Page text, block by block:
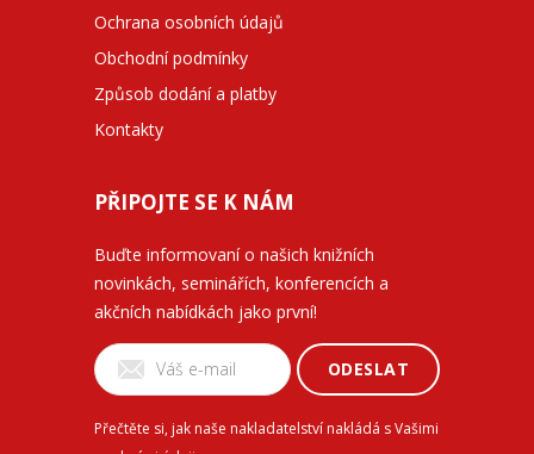
Ochrana osobních údajů
Obchodní podmínky
Způsob dodání a platby
Kontakty
PŘIPOJTE SE K NÁM
Buďte informovaní o našich knižních
novinkách, seminářích, konferencích a
akčních nabídkách jako první!
ODESLAT
Přečtěte si, jak naše nakladatelství nakládá s Vašimi